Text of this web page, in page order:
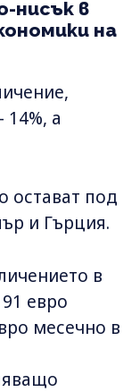
нисък в
на
а
остават под
и Гърция.
в
евро
месечно в